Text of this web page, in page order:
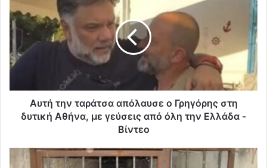
Αυτή την ταράτσα απόλαυσε ο Γρηγόρης στη
δυτική Αθήνα, με γεύσεις από όλη την Ελλάδα -
Βίντεο